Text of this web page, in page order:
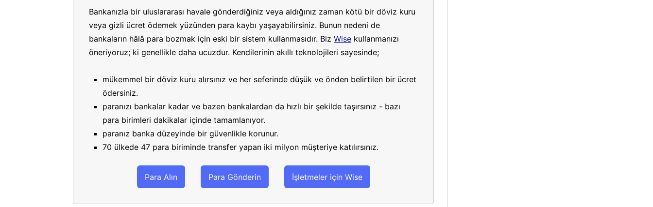
Bankanızla bir uluslararası havale gönderdiğiniz veya aldığınız zaman kötü bir döviz kuru
veya gizli ücret ödemek yüzünden para kaybı yaşayabilirsiniz. Bunun nedeni de
bankaların hâlâ para bozmak için eski bir sistem kullanmasıdır. Biz Wise kullanmanızı
öneriyoruz; ki genellikle daha ucuzdur. Kendilerinin akıllı teknolojileri sayesinde;
mükemmel bir döviz kuru alırsınız ve her seferinde düşük ve önden belirtilen bir ücret
ödersiniz.
paranızı bankalar kadar ve bazen bankalardan da hızlı bir şekilde taşırsınız - bazı
para birimleri dakikalar içinde tamamlanıyor.
paranız banka düzeyinde bir güvenlikle korunur.
70 ülkede 47 para biriminde transfer yapan iki milyon müşteriye katılırsınız.
Para Alın Para Gönderin İşletmeler için Wise